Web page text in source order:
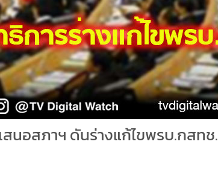
สนอสภาฯ ดันร่างแก้ไขพรบ.กสท